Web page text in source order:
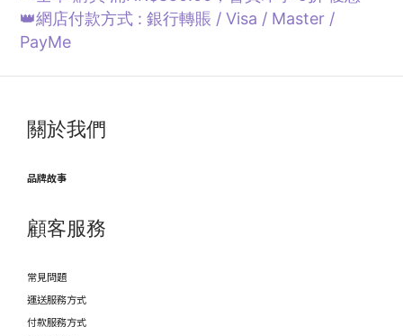
👑網店付款方式 : 銀行轉賬 / Visa / Master /
PayMe
關於我們
品牌故事
顧客服務
常見問題
運送服務方式
付款服務方式